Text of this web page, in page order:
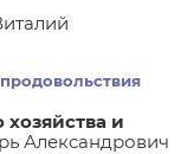
и
Александрович